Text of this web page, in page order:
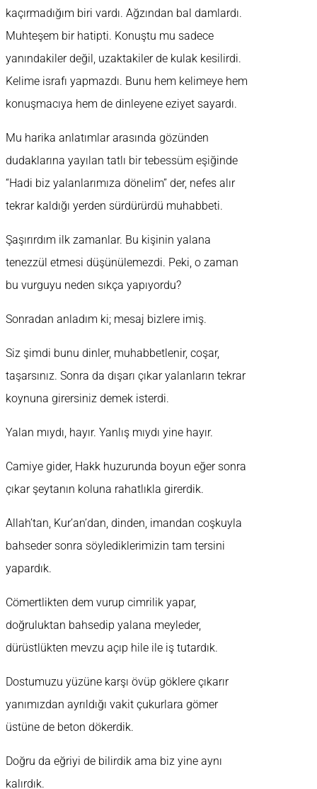
kaçırmadığım biri vardı. Ağzından bal damlardı.
Muhteşem bir hatipti. Konuştu mu sadece
yanındakiler değil, uzaktakiler de kulak kesilirdi.
Kelime israfı yapmazdı. Bunu hem kelimeye hem
konuşmacıya hem de dinleyene eziyet sayardı.
Mu harika anlatımlar arasında gözünden
dudaklarına yayılan tatlı bir tebessüm eşiğinde
“Hadi biz yalanlarımıza dönelim” der, nefes alır
tekrar kaldığı yerden sürdürürdü muhabbeti.
Şaşırırdım ilk zamanlar. Bu kişinin yalana
tenezzül etmesi düşünülemezdi. Peki, o zaman
bu vurguyu neden sıkça yapıyordu?
Sonradan anladım ki; mesaj bizlere imiş.
Siz şimdi bunu dinler, muhabbetlenir, coşar,
taşarsınız. Sonra da dışarı çıkar yalanların tekrar
koynuna girersiniz demek isterdi.
Yalan mıydı, hayır. Yanlış mıydı yine hayır.
Camiye gider, Hakk huzurunda boyun eğer sonra
çıkar şeytanın koluna rahatlıkla girerdik.
Allah’tan, Kur’an’dan, dinden, imandan coşkuyla
bahseder sonra söylediklerimizin tam tersini
yapardık.
Cömertlikten dem vurup cimrilik yapar,
doğruluktan bahsedip yalana meyleder,
dürüstlükten mevzu açıp hile ile iş tutardık.
Dostumuzu yüzüne karşı övüp göklere çıkarır
yanımızdan ayrıldığı vakit çukurlara gömer
üstüne de beton dökerdik.
Doğru da eğriyi de bilirdik ama biz yine aynı
kalırdık.